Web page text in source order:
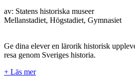
av: Statens historiska museer
Mellanstadiet, Högstadiet, Gymnasiet
Ge dina elever en lärorik historisk
resa genom Sveriges historia.
+ Läs mer